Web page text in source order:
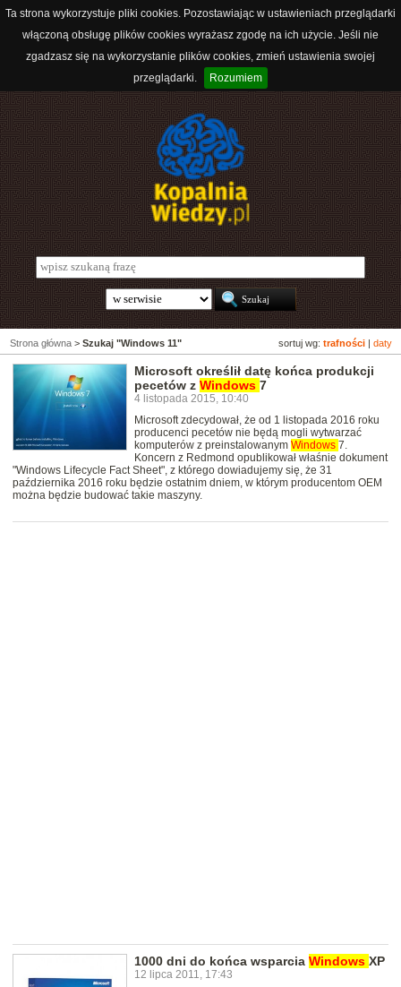
Ta strona wykorzystuje pliki cookies. Pozostawiając w ustawieniach przeglądarki
włączoną obsługę plików cookies wyrażasz zgodę na ich użycie. Jeśli nie
zgadzasz się na wykorzystanie plików cookies, zmień ustawienia swojej
przeglądarki.
Rozumiem
sortuj wg: trafności daty
Strona główna > Szukaj "Windows 11"
Microsoft określił datę końca produkcji
pecetów z Windows 7
4 listopada 2015, 10:40
Microsoft zdecydował, że od 1 listopada 2016 roku
producenci pecetów nie będą mogli wytwarzać
komputerów z preinstalowanym Windows 7.
Koncern z Redmond opublikował właśnie dokument
"Windows Lifecycle Fact Sheet", z którego dowiadujemy się, że 31
października 2016 roku będzie ostatnim dniem, w którym producentom OEM
można będzie budować takie maszyny.
1000 dni do końca wsparcia Windows XP
12 lipca 2011, 17:43